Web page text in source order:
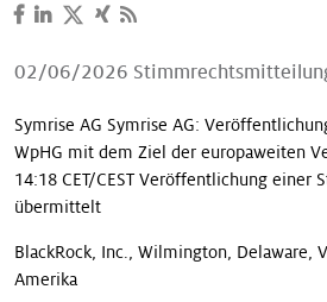
Unsere Geschichten
02/06/2026
Symrise AG Symrise AG:
WpHG mit dem Ziel der europaweiten
14:18 CET/CEST Veröffentlichung
übermittelt
BlackRock, Inc., Wilmington, Delaware,
Amerika